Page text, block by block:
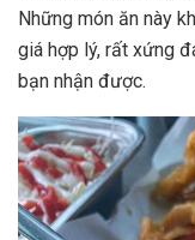
Những món ăn này
giá hợp lý, rất xứng
bạn nhận được.